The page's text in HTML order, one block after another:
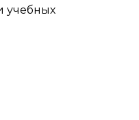
учебных